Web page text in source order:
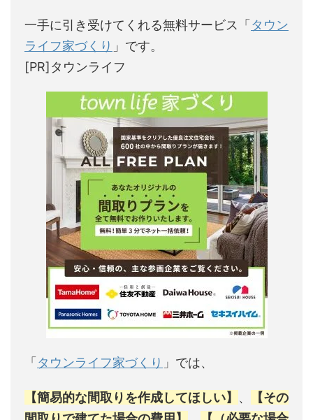
一手に引き受けてくれる無料サービス「 タウン
ライフ家づくり 」です。
[PR]タウンライフ
「 タウンライフ家づくり 」では、
【簡易的な間取りを作成してほしい】 、
【その